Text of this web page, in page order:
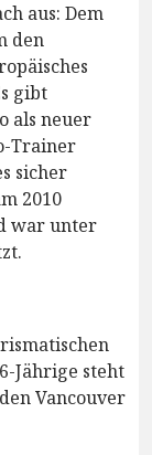
aus: Dem
den
gibt
als neuer
Trainer
sicher
2010
war unter
Jährige steht
Vancouver